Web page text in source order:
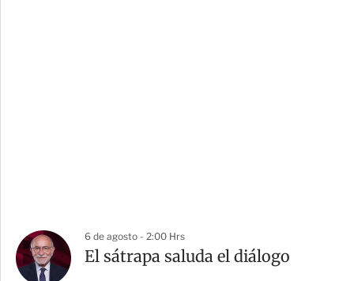
6 de agosto - 2:00 Hrs
El sátrapa saluda el diálogo